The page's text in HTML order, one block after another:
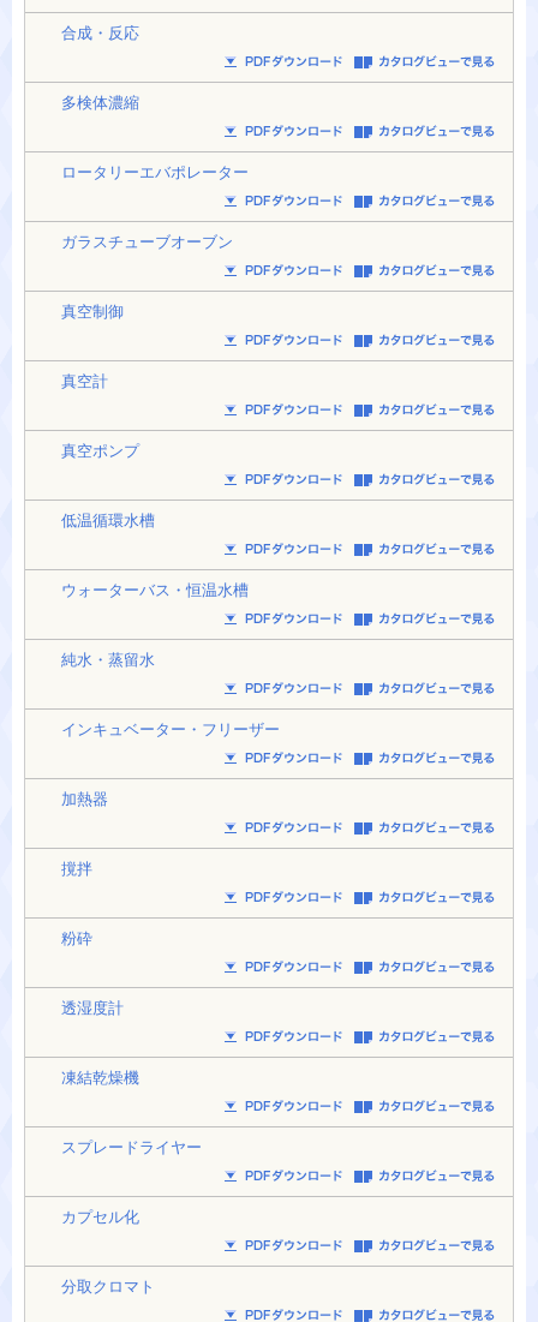
合成・反応
多検体濃縮
ロータリーエバポレーター
ガラスチューブオーブン
真空制御
真空計
真空ポンプ
低温循環水槽
ウォーターバス・恒温水槽
純水・蒸留水
インキュベーター・フリーザー
加熱器
撹拌
粉砕
透湿度計
凍結乾燥機
スプレードライヤー
カプセル化
分取クロマト